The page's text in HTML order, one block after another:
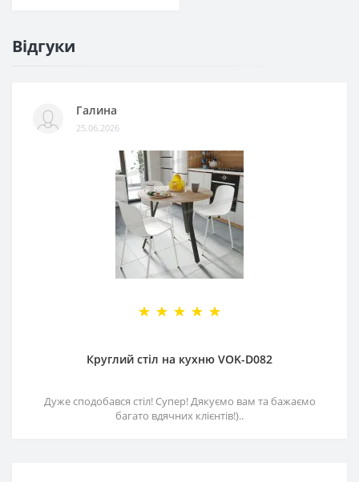
Відгуки
Галина
25.06.2026
Круглий стіл на кухню VOK-D082
Дуже сподобався стіл! Супер! Дякуємо вам та бажаємо
багато вдячних клієнтів!)..